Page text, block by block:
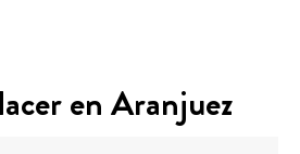
en Aranjuez